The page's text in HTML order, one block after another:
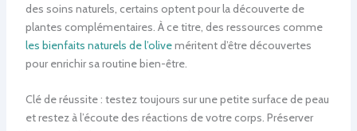
des soins naturels, certains optent pour la découverte de
plantes complémentaires. À ce titre, des ressources comme
les bienfaits naturels de l’oliveméritent d’être découvertes
pour enrichir sa routine bien-être.
Clé de réussite : testez toujours sur une petite surface de peau
et restez à l’écoute des réactions de votre corps. Préserver